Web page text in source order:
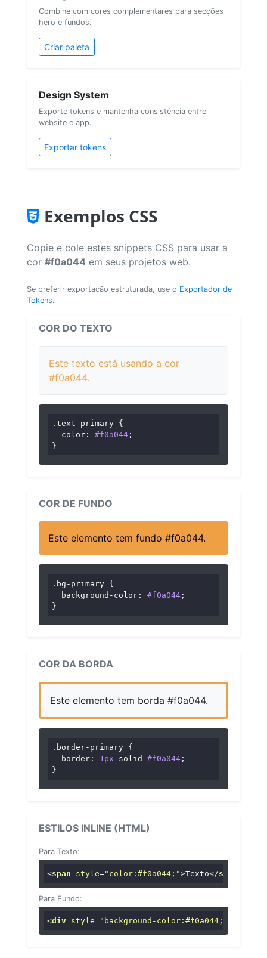
Combine com cores complementares para secções
hero e fundos.
Criar paleta
Design System
Exporte tokens e mantenha consistência entre
website e app.
Exportar tokens
Exemplos CSS
Copie e cole estes snippets CSS para usar a
cor #f0a044 em seus projetos web.
Se preferir exportação estruturada, use o Exportador de
Tokens.
COR DO TEXTO
Este texto está usando a cor
#f0a044.
.text-primary {
color : #f0a044 ;
}
COR DE FUNDO
Este elemento tem fundo #f0a044.
.bg-primary {
background-color : #f0a044 ;
}
COR DA BORDA
Este elemento tem borda #f0a044.
.border-primary {
border : 1px solid #f0a044 ;
}
ESTILOS INLINE (HTML)
Para Texto:
<span style="color:#f0a044;">Texto</span
Para Fundo:
<div style="background-color:#f0a044;"